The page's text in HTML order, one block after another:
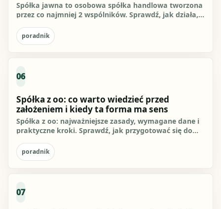
Spółka jawna to osobowa spółka handlowa tworzona
przez co najmniej 2 wspólników. Sprawdź, jak działa,
poradnik
06
Spółka z oo: co warto wiedzieć przed
założeniem i kiedy ta forma ma sens
Spółka z oo: najważniejsze zasady, wymagane dane i
praktyczne kroki. Sprawdź, jak przygotować się do
poradnik
07